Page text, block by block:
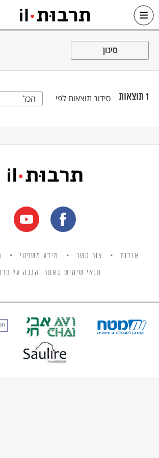
כל האתר
סינון
1 תוצאות סידור תוצאות לפי הכל
אודות צור קשר מידע משפטי
תנאי שימוש באתר והגנה על